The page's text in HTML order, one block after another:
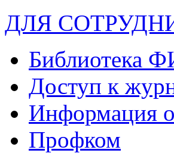
ДЛЯ
Библиотека
Доступ к
Информация
Профком